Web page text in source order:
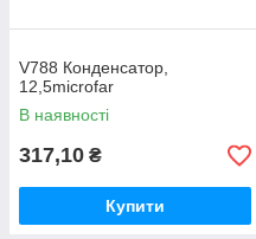
V788 Конденсатор,
12,5microfar
В наявності
317,10 ₴
Купити